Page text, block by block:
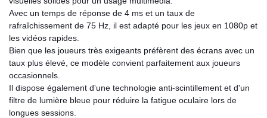
Avec un temps de réponse de 4 ms et un taux de
rafraîchissement de 75 Hz, il est adapté pour les jeux en 1080p et
les vidéos rapides.
Bien que les joueurs très exigeants préfèrent des écrans avec un
taux plus élevé, ce modèle convient parfaitement aux joueurs
occasionnels.
Il dispose également d'une technologie anti-scintillement et d'un
filtre de lumière bleue pour réduire la fatigue oculaire lors de
longues sessions.